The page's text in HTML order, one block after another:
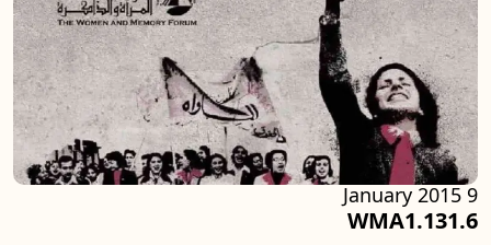
WMA1.131.6
9 January 2015